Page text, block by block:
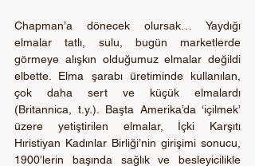
Chapman’a dönecek olursak… Yaydığı
elmalar tatlı, sulu, bugün marketlerde
görmeye alışkın olduğumuz elmalar değildi
elbette. Elma şarabı üretiminde kullanılan,
çok daha sert ve küçük elmalardı
(Britannica, t.y.). Başta Amerika’da ‘içilmek’
üzere yetiştirilen elmalar, İçki Karşıtı
Hıristiyan Kadınlar Birliği’nin girişimi sonucu,
1900’lerin başında sağlık ve besleyicilikle